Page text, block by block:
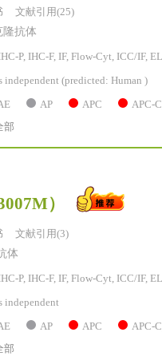
文献引用(25)
隆抗体
P, IHC-F, IF, Flow-Cyt, ICC/IF,
independent (predicted: Human )
AP APC APC-
部
）
文献引用(3)
体
P, IHC-F, IF, Flow-Cyt, ICC/IF,
independent
AP APC APC-
部